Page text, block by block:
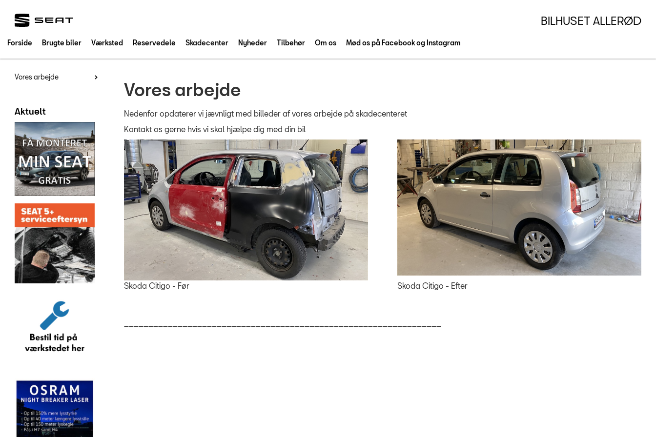
Forside Brugte biler Værksted Reservedele Skadecenter Nyheder Tilbehør Om os Mød os på Facebook og Instagram
BILHUSET ALLERØD
Vores arbejde
Aktuelt
Vores arbejde
Nedenfor opdaterer vi jævnligt med billeder af vores arbejde på skadecenteret
Kontakt os gerne hvis vi skal hjælpe dig med din bil
Skoda Citigo - Før Skoda Citigo - Efter